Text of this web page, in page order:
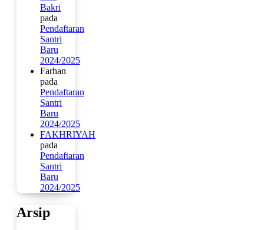
Bakri
pada
Pendaftaran
Santri
Baru
2024/2025
Farhan
pada
Pendaftaran
Santri
Baru
2024/2025
FAKHRIYAH
pada
Pendaftaran
Santri
Baru
2024/2025
Arsip